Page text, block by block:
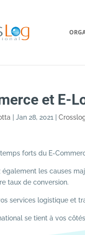
et E-
|Jan 28, 2021 |
forts du E-
également les causes
taux de conversion.
services logistique et
se tient à vos